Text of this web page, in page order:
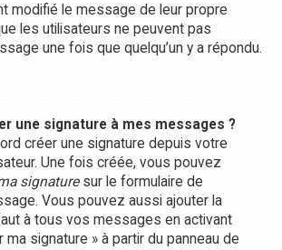
modifié le message de leur propre
les utilisateurs ne peuvent pas
une fois que quelqu’un y a répondu.
une signature à mes messages ?
créer une signature depuis votre
Une fois créée, vous pouvez
signaturesur le formulaire de
Vous pouvez aussi ajouter la
à tous vos messages en activant
ma signature » à partir du panneau de